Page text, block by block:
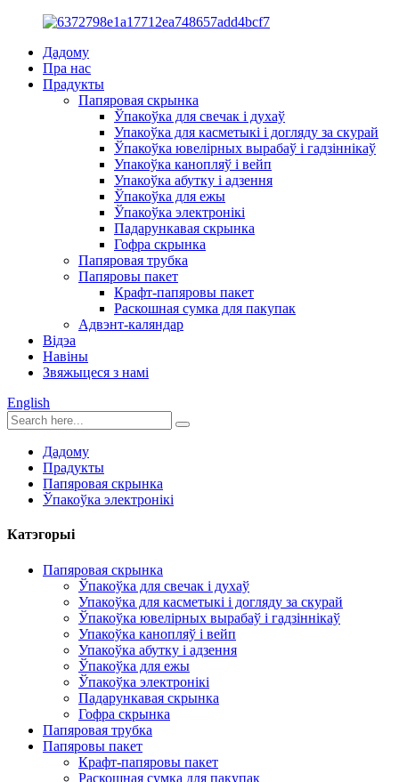
Дадому
Пра нас
Прадукты
Папяровая скрынка
Ўпакоўка для свечак і духаў
Упакоўка для касметыкі і догляду за скурай
Ўпакоўка ювелірных вырабаў і гадзіннікаў
Упакоўка канопляў і вейп
Упакоўка абутку і адзення
Ўпакоўка для ежы
Ўпакоўка электронікі
Падарункавая скрынка
Гофра скрынка
Папяровая трубка
Папяровы пакет
Крафт-папяровы пакет
Раскошная сумка для пакупак
Адвэнт-каляндар
Відэа
Навіны
Звяжыцеся з намі
English
Дадому
Прадукты
Папяровая скрынка
Ўпакоўка электронікі
Катэгорыі
Папяровая скрынка
Ўпакоўка для свечак і духаў
Упакоўка для касметыкі і догляду за скурай
Ўпакоўка ювелірных вырабаў і гадзіннікаў
Упакоўка канопляў і вейп
Упакоўка абутку і адзення
Ўпакоўка для ежы
Ўпакоўка электронікі
Падарункавая скрынка
Гофра скрынка
Папяровая трубка
Папяровы пакет
Крафт-папяровы пакет
Раскошная сумка для пакупак